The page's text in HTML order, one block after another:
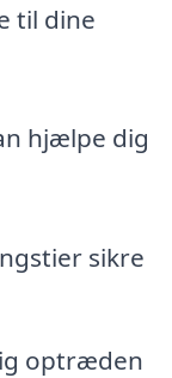
til dine
hjælpe dig
sikre
optræden